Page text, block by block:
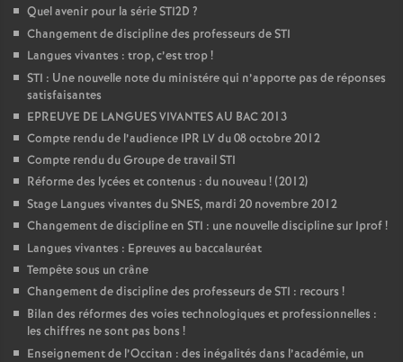
Quel avenir pour la série STI2D ?
Changement de discipline des professeurs de STI
Langues vivantes : trop, c’est trop!
STI : Une nouvelle note du ministére qui n’apporte pas de réponses
satisfaisantes
EPREUVE DE LANGUES VIVANTES AU BAC 2013
Compte rendu de l’audience IPR LV du 08 octobre 2012
Compte rendu du Groupe de travail STI
Réforme des lycées et contenus : du nouveau! (2012)
Stage Langues vivantes du SNES, mardi 20 novembre 2012
Changement de discipline en STI : une nouvelle discipline sur Iprof!
Langues vivantes : Epreuves au baccalauréat
Tempête sous un crâne
Changement de discipline des professeurs de STI : recours !
Bilan des réformes des voies technologiques et professionnelles :
les chiffres ne sont pas bons !
Enseignement de l’Occitan : des inégalités dans l’académie, un